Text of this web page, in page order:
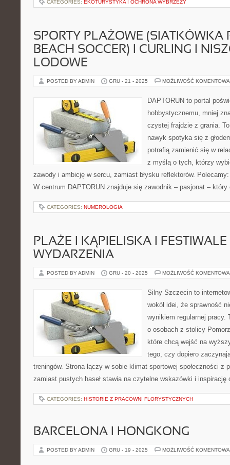
CATEGORIES: EKOTURYSTYKA I OCHRONA WYBRZEŻY
SPORTY PLAŻOWE (SIATKÓWKA
BEACH SOCCER) I CURLING I
LODOWE
POSTED BY ADMIN GRU - 21 - 2025 MOŻLIWOŚĆ
DAPTORUN to portal
hobbystycznemu, mniej
czystej frajdzie z grania.
nawyk spotyka się z
potrafią zamienić się w
z myślą o tych, którzy
zawody i ambicję w sercu, zamiast błysku reflektorów.
W centrum DAPTORUN znajduje się zawodnik – pasjonat –
CATEGORIES: NUMEROLOGIA
PLAŻE I KĄPIELISKA I FESTIWALE
WYDARZENIA
POSTED BY ADMIN GRU - 20 - 2025 MOŻLIWOŚĆ
Silny Szczecin to
wokół idei, że sprawność
wynikiem regularnej pracy.
o osobach z stolicy
które chcą wejść na
tego, czy dopiero
treningów. Strona łączy w sobie klimat sportowej społeczności z
zamiast pustych haseł stawia na czytelne wskazówki i
CATEGORIES: HISTORIE Z PRACOWNI FLORYSTYCZNYCH
BARCELONA I HONGKONG
POSTED BY ADMIN GRU - 19 - 2025 MOŻLIWOŚĆ